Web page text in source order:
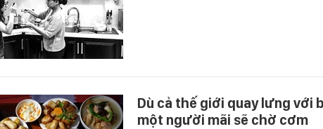
Dù cả thế giới quay lưng với
một người mãi sẽ chờ cơm